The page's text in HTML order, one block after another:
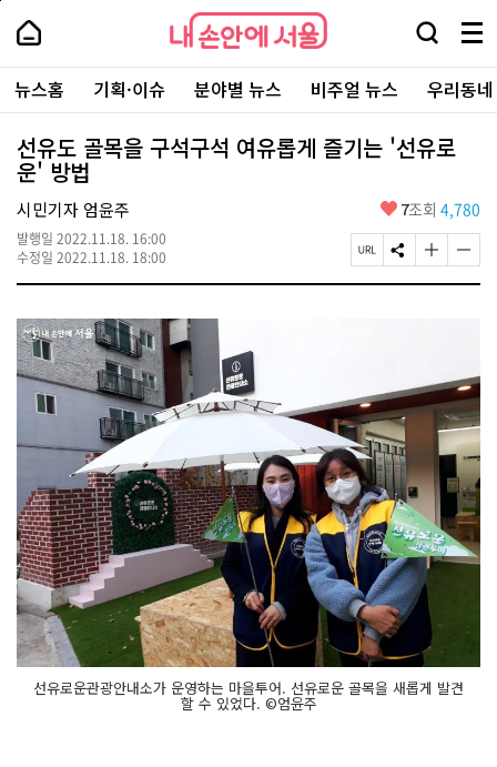
본
로
가
내
손
안
에
서
울
-
서
울
시
대
표
소
통
포
내
손
에
울
검
창
열
기
메
뉴
전
체
보
주
요
서
뉴스홈 기획·이슈 분야별 뉴스 비주얼 뉴스 우리동
선유도 골목을 구석구석 여유롭게 즐기는 '선유로
운' 방법
시민기자 엄윤주
발행일 2022.11.18. 16:00
수정일 2022.11.18. 18:00
좋
요
7조회 4,780
페
이
사
S
N
글
자
경
하
기
글
자
변
경
하
기
선유로운관광안내소가 운영하는 마을투어. 선유로운 골목을 새롭게 발견
할 수 있었다. ©엄윤주
페
상
단
로